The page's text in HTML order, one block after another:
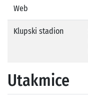
Web
Klupski stadion
Utakmice